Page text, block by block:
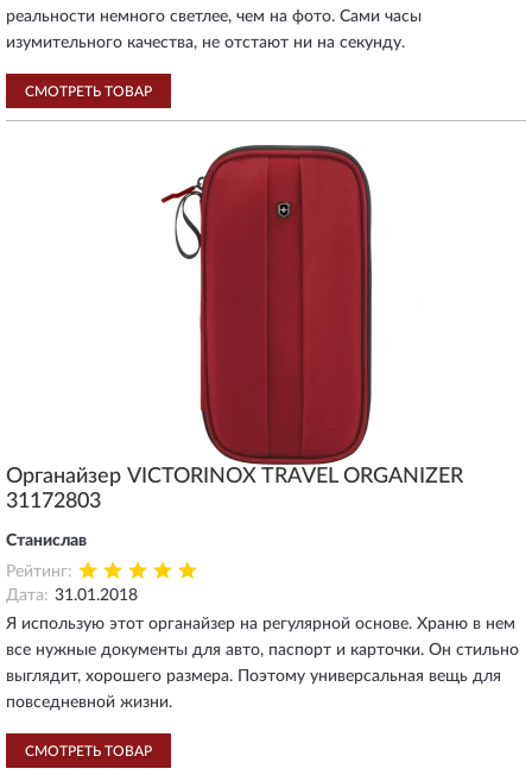
реальности немного светлее, чем на фото. Сами часы
изумительного качества, не отстают ни на секунду.
СМОТРЕТЬ ТОВАР
Органайзер VICTORINOX TRAVEL ORGANIZER
31172803
Станислав
Рейтинг:
Дата: 31.01.2018
Я использую этот органайзер на регулярной основе. Храню в нем
все нужные документы для авто, паспорт и карточки. Он стильно
выглядит, хорошего размера. Поэтому универсальная вещь для
повседневной жизни.
СМОТРЕТЬ ТОВАР